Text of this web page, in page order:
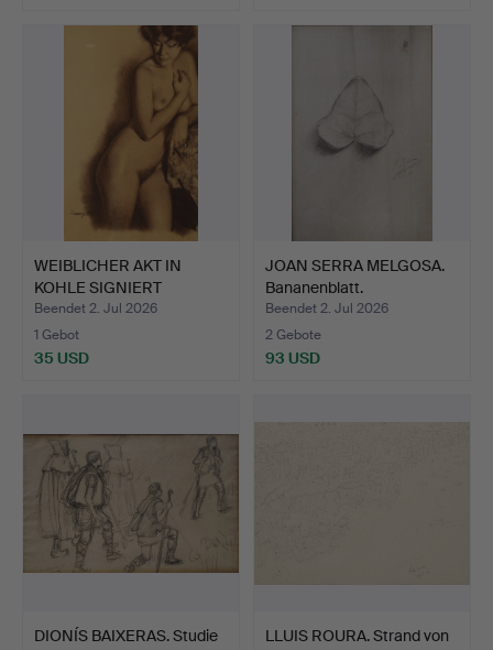
WEIBLICHER AKT IN
KOHLE SIGNIERT
"DOMINGO …
Beendet 2. Jul 2026
1 Gebot
35 USD
JOAN SERRA MELGOSA.
Bananenblatt.
Beendet 2. Jul 2026
2 Gebote
93 USD
DIONÍS BAIXERAS. Studie
LLUIS ROURA. Strand von